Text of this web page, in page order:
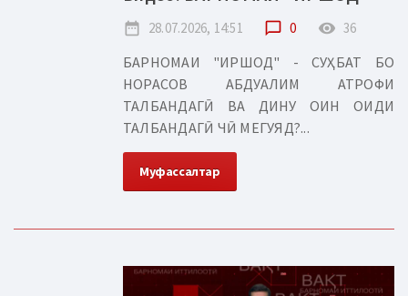
date_range 28.07.2026, 14:51 chat_bubble_outline 0 remove_red_eye 36
БАРНОМАИ "ИРШОД" - СУҲБАТ БО
НОРАСОВ АБДУАЛИМ АТРОФИ
ТАЛБАНДАГӢ ВА ДИНУ ОИН ОИДИ
ТАЛБАНДАГӢ ЧӢ МЕГУЯД?...
Муфассалтар